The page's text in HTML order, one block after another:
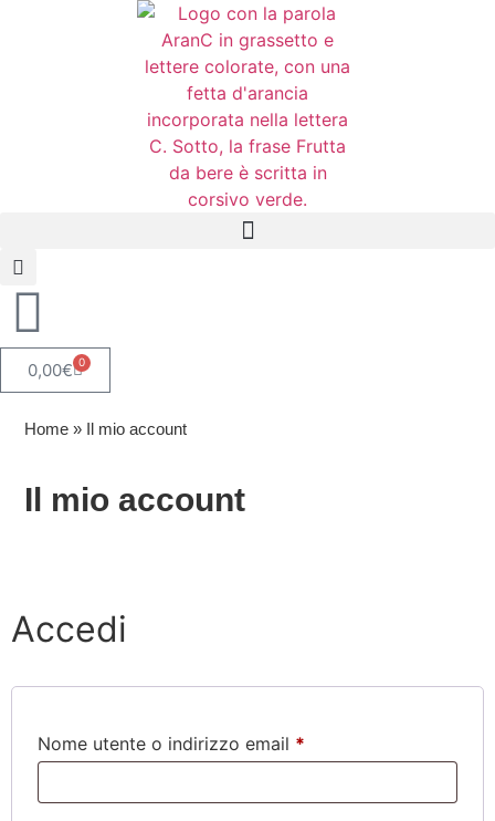
0,00€ 0
Home » Il mio account
Il mio account
Accedi
Nome utente o indirizzo email *